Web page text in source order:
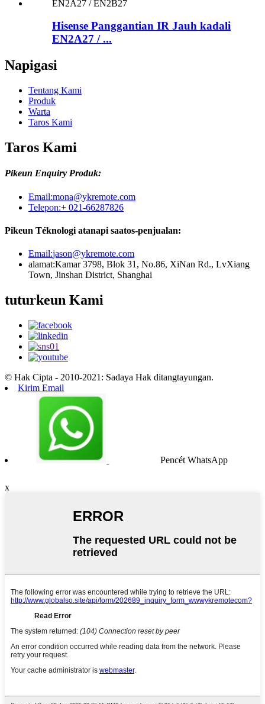
Hisense Panggantian IR Jauh kadali
EN2A27 / ...
Napigasi
Tentang Kami
Produk
Warta
Taros Kami
Taros Kami
Pikeun Enquiry Produk:
Email:mona@ykremote.com
Telepon:+ 021-66287826
Pikeun Téknologi atanapi saatos-penjualan:
Email:jason@ykremote.com
alamat:Kamar 3798, Blok 31, No.86, XiNan Rd., LvXiang
Town, Jinshan District, Shanghai
tuturkeun Kami
© Hak Cipta - 2010-2021: Sadaya Hak ditangtayungan.
Kirim Email
Pencét WhatsApp
x